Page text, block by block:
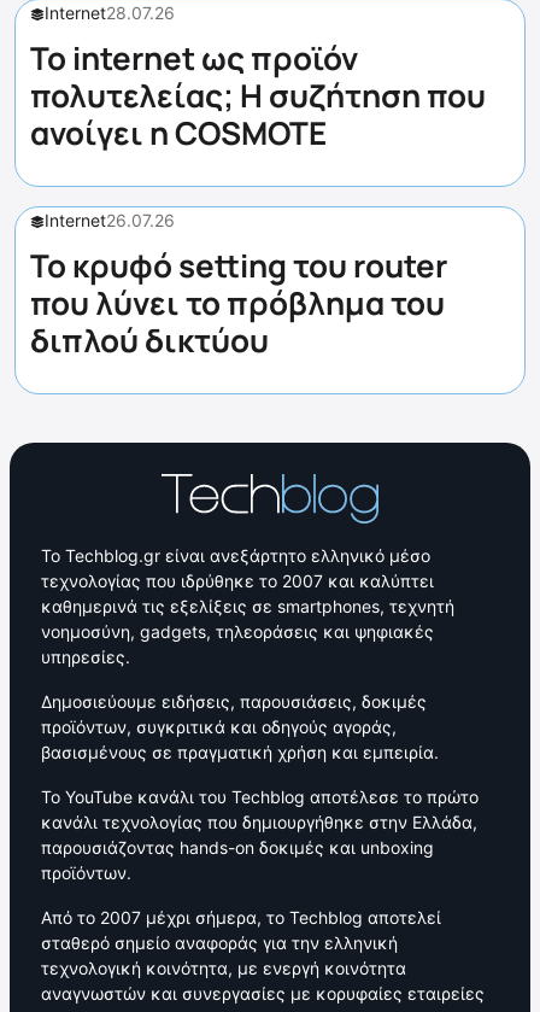
Internet28.07.26
Το internet ως προϊόν
πολυτελείας; Η συζήτηση που
ανοίγει η COSMOTE
Internet26.07.26
Το κρυφό setting του router
που λύνει το πρόβλημα του
διπλού δικτύου
Το Techblog.gr είναι ανεξάρτητο ελληνικό μέσο
τεχνολογίας που ιδρύθηκε το 2007 και καλύπτει
καθημερινά τις εξελίξεις σε smartphones, τεχνητή
νοημοσύνη, gadgets, τηλεοράσεις και ψηφιακές
υπηρεσίες.
Δημοσιεύουμε ειδήσεις, παρουσιάσεις, δοκιμές
προϊόντων, συγκριτικά και οδηγούς αγοράς,
βασισμένους σε πραγματική χρήση και εμπειρία.
Το YouTube κανάλι του Techblog αποτέλεσε το πρώτο
κανάλι τεχνολογίας που δημιουργήθηκε στην Ελλάδα,
παρουσιάζοντας hands-on δοκιμές και unboxing
προϊόντων.
Από το 2007 μέχρι σήμερα, το Techblog αποτελεί
σταθερό σημείο αναφοράς για την ελληνική
τεχνολογική κοινότητα, με ενεργή κοινότητα
αναγνωστών και συνεργασίες με κορυφαίες εταιρείες